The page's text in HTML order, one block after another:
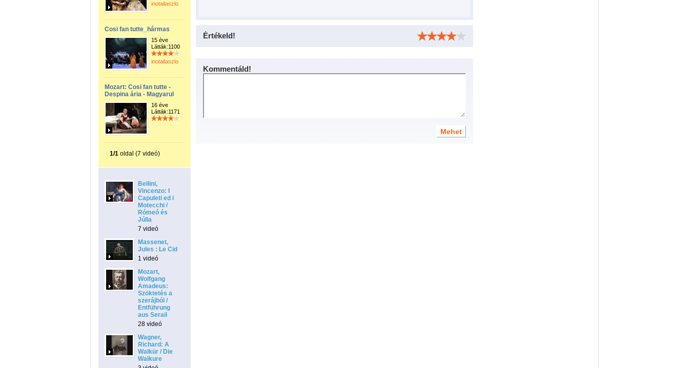
inotailaszlo
Cosi fan tutte_hármas
15 éve
Látták:1100
inotailaszlo
Mozart: Cosi fan tutte -
Despina ária - Magyarul
16 éve
Látták:1171
1/1 oldal (7 videó)
Bellini,
Vincenzo: I
Capuleti ed i
Motecchi /
Rómeó és
Júlia
7 videó
Massenet,
Jules : Le Cid
1 videó
Mozart,
Wolfgang
Amadeus:
Szöktetés a
szerájból /
Entführung
aus Serail
28 videó
Wagner,
Richard: A
Walkür / Die
Walkure
Értékeld!
Kommentáld!